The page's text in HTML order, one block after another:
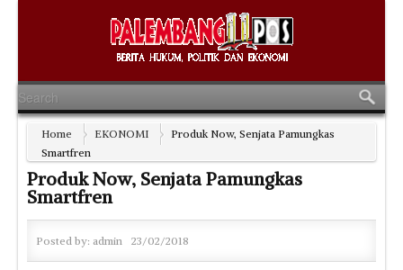
Home EKONOMI
Produk Now, Senjata Pamungkas
Smartfren
Produk Now, Senjata Pamungkas
Smartfren
Posted by: admin 23/02/2018